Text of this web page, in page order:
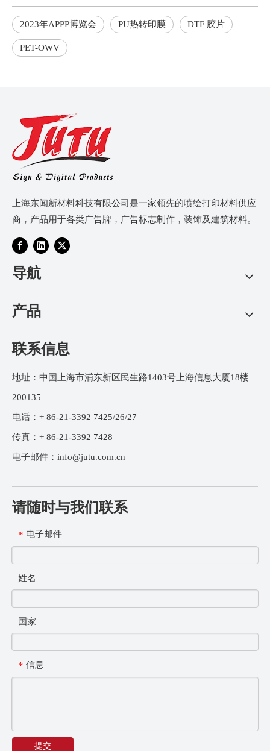
2023年APPP博览会 PU热转印膜 DTF 胶片
PET-OWV
上海东闻新材料科技有限公司是一家领先的喷绘打印材料供应
商，产品用于各类广告牌，广告标志制作，装饰及建筑材料。
导航
产品
联系信息
地址：中国上海市浦东新区民生路1403号上海信息大厦18楼
200135
电话：+ 86-21-3392 7425/26/27
传真：+ 86-21-3392 7428
电子邮件： info@jutu.com.cn
请随时与我们联系
* 电子邮件
姓名
国家
* 信息
提交